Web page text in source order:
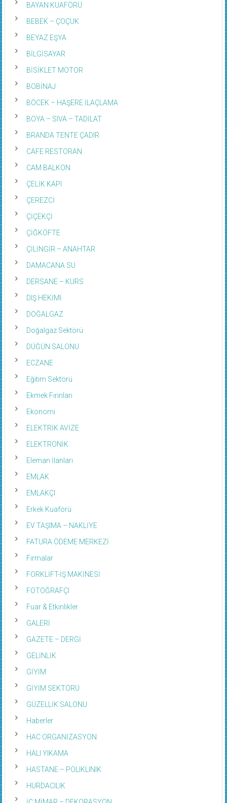
BAYAN KUAFÖRÜ
BEBEK – ÇOÇUK
BEYAZ EŞYA
BİLGİSAYAR
BİSİKLET MOTOR
BOBİNAJ
BÖCEK – HAŞERE İLAÇLAMA
BOYA – SIVA – TADİLAT
BRANDA TENTE ÇADIR
CAFE RESTORAN
CAM BALKON
ÇELİK KAPI
ÇEREZCİ
ÇİÇEKÇİ
ÇİĞKÖFTE
ÇİLİNGİR – ANAHTAR
DAMACANA SU
DERSANE – KURS
DIŞ HEKİMİ
DOĞALGAZ
Doğalgaz Sektörü
DÜĞÜN SALONU
ECZANE
Eğitim Sektörü
Ekmek Fırınları
Ekonomi
ELEKTRİK AVİZE
ELEKTRONİK
Eleman İlanları
EMLAK
EMLAKÇI
Erkek Kuaförü
EV TAŞIMA – NAKLİYE
FATURA ÖDEME MERKEZİ
Firmalar
FORKLİFT-İŞ MAKİNESİ
FOTOĞRAFÇI
Fuar & Etkinlikler
GALERİ
GAZETE – DERGİ
GELİNLİK
GİYİM
GİYİM SEKTÖRÜ
GÜZELLİK SALONU
Haberler
HAC ORGANİZASYON
HALI YIKAMA
HASTANE – POLIKLINIK
HURDACILIK